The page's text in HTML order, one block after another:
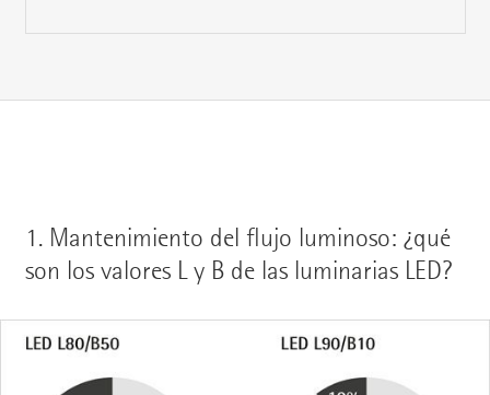
1. Mantenimiento del flujo luminoso: ¿qué
son los valores L y B de las luminarias LED?